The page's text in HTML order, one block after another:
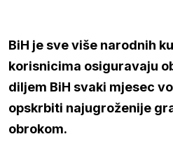
BiH je sve više narodnih
korisnicima osiguravaju
diljem BiH svaki mjesec
opskrbiti najugroženije
obrokom.